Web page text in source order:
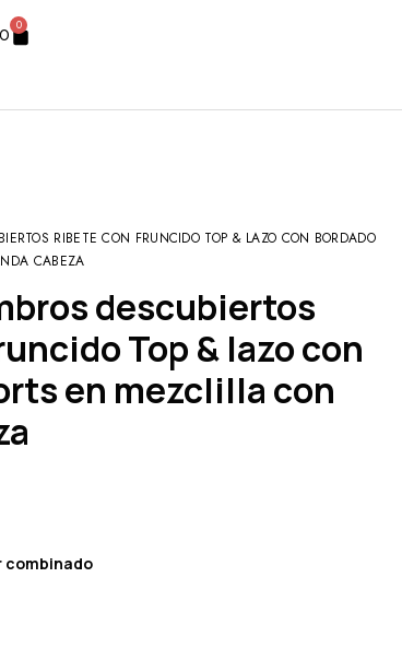
0
RIBETE CON FRUNCIDO TOP & LAZO CON BORDADO
CABEZA
Top & lazo con
en mezclilla con
combinado